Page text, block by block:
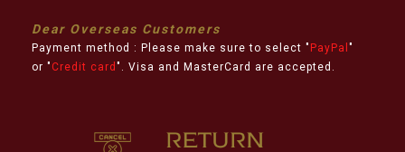
Dear Overseas Customers
Payment method : Please make sure to select " PayPal "
or " Credit card ". Visa and MasterCard are accepted.